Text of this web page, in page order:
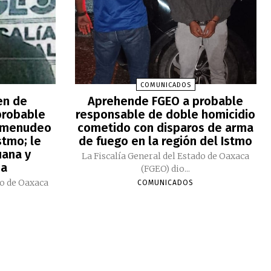
de
le
y
de Oaxaca
COMUNICADOS
Aprehende FGEO a probable
responsable de doble homicidio
cometido con disparos de arma
de fuego en la región del Istmo
La Fiscalía General del Estado de Oaxaca
(FGEO) dio...
COMUNICADOS